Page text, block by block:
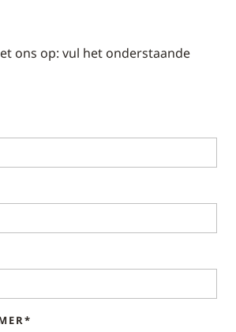
ons op: vul het onderstaande